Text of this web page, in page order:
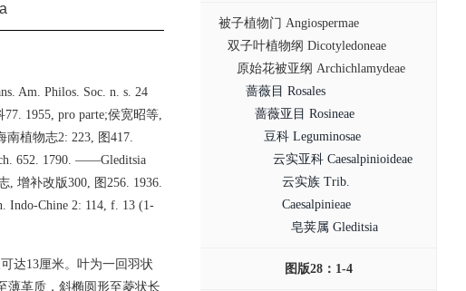
Am. Philos. Soc. n. s. 24
1955, pro parte;侯宽昭等,
南植物志2: 223, 图417.
652. 1790. ——Gleditsia
, 增补改版300, 图256. 1936.
Indo-Chine 2: 114, f. 13 (1-
达13厘米。叶为一回羽状
薄革质，斜椭圆形至菱状长
被子植物门 Angiospermae
双子叶植物纲 Dicotyledoneae
原始花被亚纲 Archichlamydeae
蔷薇目 Rosales
蔷薇亚目 Rosineae
豆科 Leguminosae
云实亚科 Caesalpinioideae
云实族 Trib.
Caesalpinieae
皂荚属 Gleditsia
图版28：1-4